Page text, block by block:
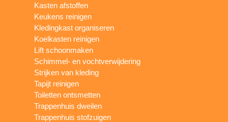
Kasten afstoffen
Keukens reinigen
Kledingkast organiseren
Koelkasten reinigen
Lift schoonmaken
Schimmel- en vochtverwijdering
Strijken van kleding
Tapijt reinigen
Toiletten ontsmetten
Trappenhuis dweilen
Trappenhuis stofzuigen